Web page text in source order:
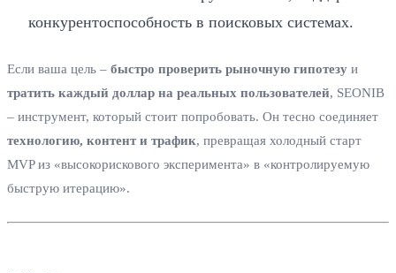
конкурентоспособность в поисковых системах.
Если ваша цель – быстро проверить рыночную гипотезу и
тратить каждый доллар на реальных пользователей, SEONIB
– инструмент, который стоит попробовать. Он тесно соединяет
технологию, контент и трафик, превращая холодный старт
MVP из «высокорискового эксперимента» в «контролируемую
быструю итерацию».